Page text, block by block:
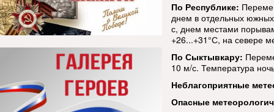
По Республике:
днем в отдельных
с, днем местами
+26...+31°С, на севере
По Сыктывкару:
10 м/с. Температура
Неблагоприятные
Опасные